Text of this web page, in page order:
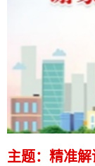
主题： 精准解